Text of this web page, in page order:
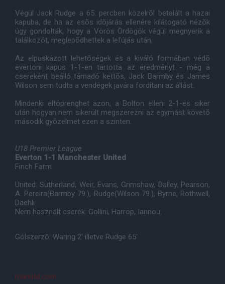
Végül Jack Rudge a 65. percben közelrõl betalált a hazai
kapuba, de ha az esõs idõjárás ellenére kilátogató nézõk
úgy gondolták, hogy a Vörös Ördögök végül megnyerik a
találkozót, meglepõdhettek a lefújás után.
Az elpuskázott lehetõségek és a kiváló formában védõ
evertoni kapus 1-1-en tartotta az eredményt - még a
csereként beálló támadó kettõs, Jack Barmby és James
Wilson sem tudta a vendégek javára fordítani az állást.
Mindenki eltöprenghet azon, a Bolton elleni 2-1-es siker
után hogyan nem sikerült megszerezni az egymást követõ
második gyõzelmet ezen a szinten.
U18 Premier League
Everton 1-1 Manchester United
Finch Farm
United: Sutherland, Weir, Evans, Grimshaw, Dalley, Pearson,
A. Pereira(Barmby 79.), Rudge(Wilson 79.), Byrne, Rothwell,
Daehli
Nem használt cserék: Gollini, Harrop, Iannou.
Gólszerzõ: Waring 2' illetve Rudge 65'
manutd.com